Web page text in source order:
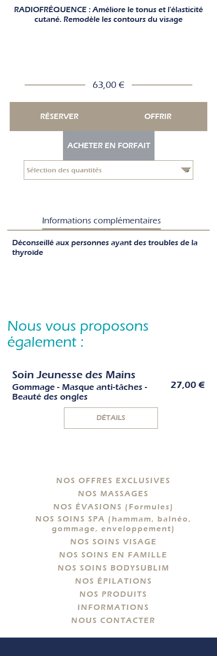
RADIOFRÉQUENCE :Améliore le tonus et l'élasticité
cutané. Remodèle les contours du visage
RÉSERVER OFFRIR
ACHETER EN FORFAIT
63,00 €
Informations complémentaires
Déconseillé aux personnes ayant des troubles de la
thyroïde
Nous vous proposons
également :
Soin Jeunesse des Mains
Gommage - Masque anti-tâches -
Beauté des ongles
27,00 €
DÉTAILS
NOS OFFRES EXCLUSIVES
NOS MASSAGES
NOS ÉVASIONS (Formules)
NOS SOINS SPA (hammam, balnéo,
gommage, enveloppement)
NOS SOINS VISAGE
NOS SOINS EN FAMILLE
NOS SOINS BODYSUBLIM
NOS ÉPILATIONS
NOS PRODUITS
INFORMATIONS
NOUS CONTACTER